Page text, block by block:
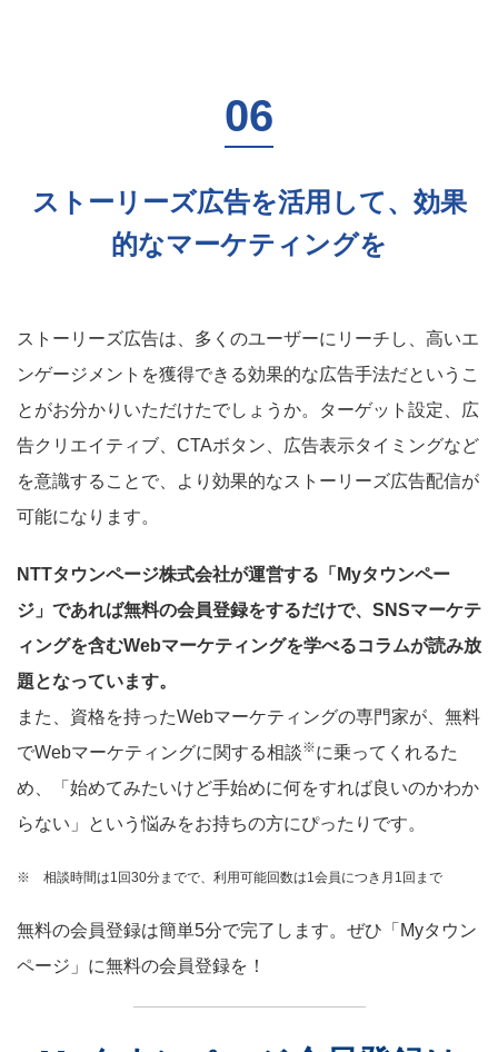
ストーリーズ広告を活用して、効果
的なマーケティングを
ストーリーズ広告は、多くのユーザーにリーチし、高いエ
ンゲージメントを獲得できる効果的な広告手法だというこ
とがお分かりいただけたでしょうか。ターゲット設定、広
告クリエイティブ、CTAボタン、広告表示タイミングなど
を意識することで、より効果的なストーリーズ広告配信が
可能になります。
NTTタウンページ株式会社が運営する「Myタウンペー
ジ」であれば無料の会員登録をするだけで、SNSマーケテ
ィングを含むWebマーケティングを学べるコラムが読み放
題となっています。
また、資格を持ったWebマーケティングの専門家が、無料
でWebマーケティングに関する相談※に乗ってくれるた
め、「始めてみたいけど手始めに何をすれば良いのかわか
らない」という悩みをお持ちの方にぴったりです。
※ 相談時間は1回30分までで、利用可能回数は1会員につき月1回まで
無料の会員登録は簡単5分で完了します。ぜひ「Myタウン
ページ」に無料の会員登録を！